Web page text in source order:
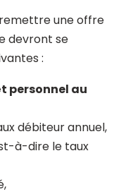
une offre
devront se
:
personnel au
débiteur annuel,
à-dire le taux